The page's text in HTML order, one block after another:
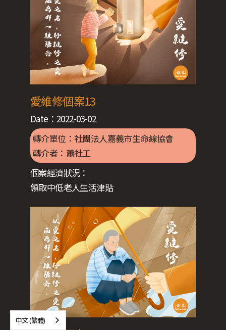
愛維修個案13
Date： 2022-03-02
轉介單位：社團法人嘉義市生命線協會
轉介者： 蕭社工
個案經濟狀況：
領取中低老人生活津貼
中文 (繁體)